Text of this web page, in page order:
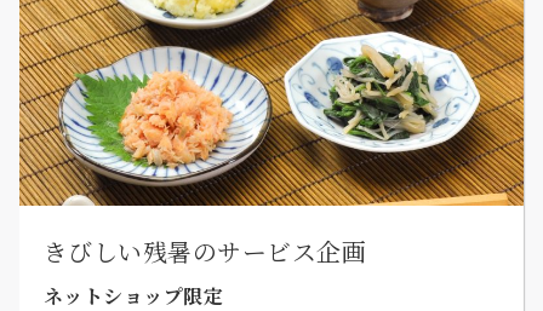
きびしい残暑のサービス企画
ネットショップ限定